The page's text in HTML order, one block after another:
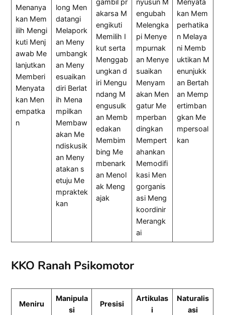
Menanya
kan Mem
ilih Mengi
kuti Menj
awab Me
lanjutkan
Memberi
Menyata
kan Men
empatka
n
long Men
datangi
Melapork
an Meny
umbangk
an Meny
esuaikan
diri Berlat
ih Mena
mpilkan
Membaw
akan Me
ndiskusik
an Meny
atakan s
etuju Me
mpraktek
kan
gambil pr
akarsa M
engikuti
Memilih I
kut serta
Menggab
ungkan d
iri Mengu
ndang M
engusulk
an Memb
edakan
Membim
bing Me
mbenark
an Menol
ak Meng
ajak
nyusun M
engubah
Melengka
pi Menye
mpurnak
an Menye
suaikan
Menyam
akan Men
gatur Me
mperban
dingkan
Mempert
ahankan
Memodifi
kasi Men
gorganis
asi Meng
koordinir
Merangk
ai
Menyata
kan Mem
perhatika
n Melaya
ni Memb
uktikan M
enunjukk
an Bertah
an Memp
ertimban
gkan Me
mpersoal
kan
KKO Ranah Psikomotor
Meniru
Manipula
si
Presisi
Artikulas
i
Naturalis
asi